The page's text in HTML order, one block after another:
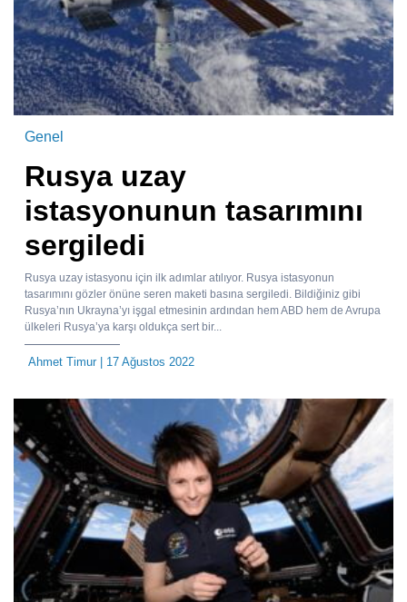
Genel
Rusya uzay
istasyonunun tasarımını
sergiledi
Rusya uzay istasyonu için ilk adımlar atılıyor. Rusya istasyonun
tasarımını gözler önüne seren maketi basına sergiledi. Bildiğiniz gibi
Rusya’nın Ukrayna’yı işgal etmesinin ardından hem ABD hem de Avrupa
ülkeleri Rusya’ya karşı oldukça sert bir...
Ahmet Timur| 17 Ağustos 2022